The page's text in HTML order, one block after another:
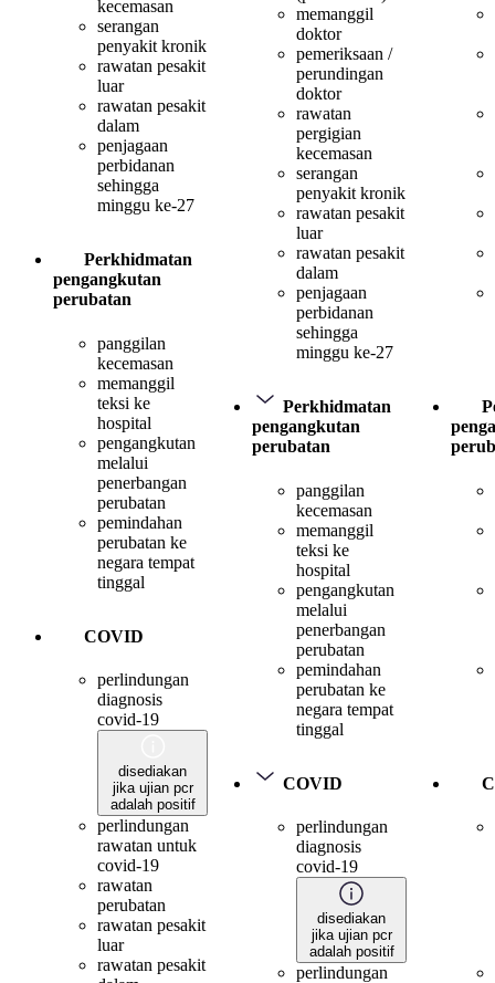
kecemasan
serangan
penyakit kronik
rawatan pesakit
luar
rawatan pesakit
dalam
penjagaan
perbidanan
sehingga
minggu ke-27
Perkhidmatan
pengangkutan
perubatan
panggilan
kecemasan
memanggil
teksi ke
hospital
pengangkutan
melalui
penerbangan
perubatan
pemindahan
perubatan ke
negara tempat
tinggal
COVID
perlindungan
diagnosis
covid-19
disediakan
jika ujian pcr
adalah positif
perlindungan
rawatan untuk
covid-19
rawatan
perubatan
rawatan pesakit
luar
rawatan pesakit
memanggil
doktor
pemeriksaan /
perundingan
doktor
rawatan
pergigian
kecemasan
serangan
penyakit kronik
rawatan pesakit
luar
rawatan pesakit
dalam
penjagaan
perbidanan
sehingga
minggu ke-27
Perkhidmatan
pengangkutan
perubatan
panggilan
kecemasan
memanggil
teksi ke
hospital
pengangkutan
melalui
penerbangan
perubatan
pemindahan
perubatan ke
negara tempat
tinggal
COVID
perlindungan
diagnosis
covid-19
disediakan
jika ujian pcr
adalah positif
perlindungan